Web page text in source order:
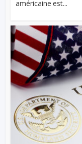
américaine est...